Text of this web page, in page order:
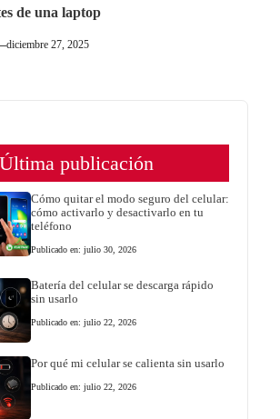
de una laptop
diciembre 27, 2025
Última publicación
Cómo quitar el modo seguro del celular:
cómo activarlo y desactivarlo en tu
teléfono
Publicado en: julio 30, 2026
Batería del celular se descarga rápido
sin usarlo
Publicado en: julio 22, 2026
Por qué mi celular se calienta sin usarlo
Publicado en: julio 22, 2026